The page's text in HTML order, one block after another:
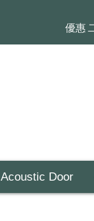
優惠
Acoustic Door